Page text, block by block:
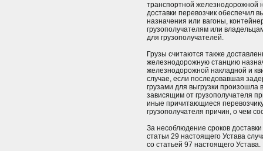
транспортной железнодорожной
доставки перевозчик обеспечил
назначения или вагоны,
грузополучателям или
для грузополучателей.
Грузы считаются также
железнодорожную станцию
железнодорожной накладной и
случае, если последовавшая
грузами для выгрузки произошла
зависящим от грузополучателя
иные причитающиеся
грузополучателя причин, о чем
За несоблюдение сроков
статьи 29 настоящего Устава
со статьей 97 настоящего Устава.